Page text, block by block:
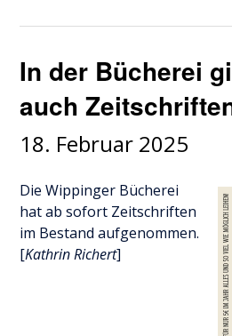
In der Bücherei
auch
18. Februar 2025
Die Wippinger Bücherei
hat ab sofort Zeitschriften
im Bestand aufgenommen.
[Kathrin Richert]